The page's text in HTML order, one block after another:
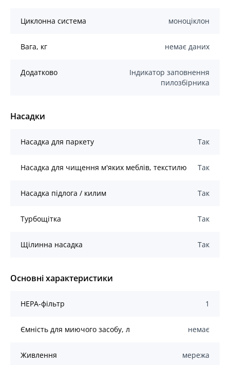
Циклонна система моноціклон
Вага, кг немає даних
Додатково
Індикатор заповнення
пилозбірника
Насадки
Насадка для паркету Так
Насадка для чищення м'яких меблів, текстилю Так
Насадка підлога / килим Так
Турбощітка Так
Щілинна насадка Так
Основні характеристики
HEPA-фільтр 1
Ємність для миючого засобу, л немає
Живлення мережа